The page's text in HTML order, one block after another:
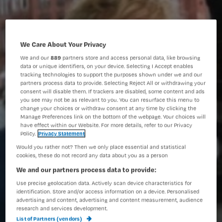
We Care About Your Privacy
We and our889 partners store and access personal data, like browsing
data or unique identifiers, on your device. Selecting I Accept enables
tracking technologies to support the purposes shown under we and our
partners process data to provide. Selecting Reject All or withdrawing your
consent will disable them. If trackers are disabled, some content and ads
you see may not be as relevant to you. You can resurface this menu to
change your choices or withdraw consent at any time by clicking the
Manage Preferences link on the bottom of the webpage. Your choices will
have effect within our Website. For more details, refer to our Privacy
Policy. Privacy Statement
Would you rather not? Then we only place essential and statistical
cookies, these do not record any data about you as a person
We and our partners process data to provide:
Use precise geolocation data. Actively scan device characteristics for
identification. Store and/or access information on a device. Personalised
advertising and content, advertising and content measurement, audience
research and services development.
List of Partners (vendors)